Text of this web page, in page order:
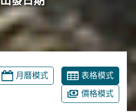
月曆模式 表格模式
價格模式